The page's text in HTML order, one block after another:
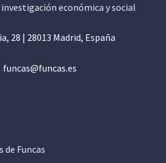
económica y social
28 | 28013 Madrid, España
funcas@funcas.es
de Funcas